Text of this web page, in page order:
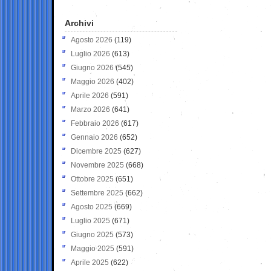
Archivi
Agosto 2026 (119)
Luglio 2026 (613)
Giugno 2026 (545)
Maggio 2026 (402)
Aprile 2026 (591)
Marzo 2026 (641)
Febbraio 2026 (617)
Gennaio 2026 (652)
Dicembre 2025 (627)
Novembre 2025 (668)
Ottobre 2025 (651)
Settembre 2025 (662)
Agosto 2025 (669)
Luglio 2025 (671)
Giugno 2025 (573)
Maggio 2025 (591)
Aprile 2025 (622)